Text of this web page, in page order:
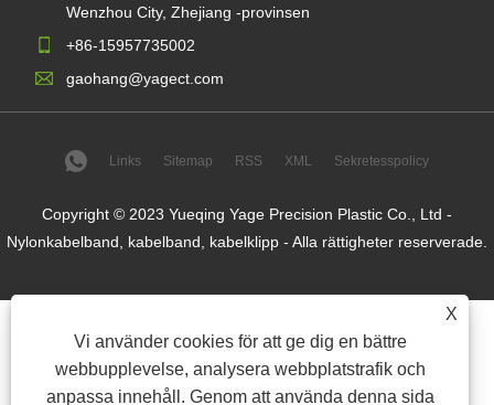
X
Vi använder cookies för att ge dig en bättre
webbupplevelse, analysera webbplatstrafik och
anpassa innehåll. Genom att använda denna sida
Wenzhou City, Zhejiang -provinsen
+86-15957735002
gaohang@yagect.com
Links Sitemap RSS XML Sekretesspolicy
Copyright © 2023 Yueqing Yage Precision Plastic Co., Ltd -
Nylonkabelband, kabelband, kabelklipp - Alla rättigheter reserverade.